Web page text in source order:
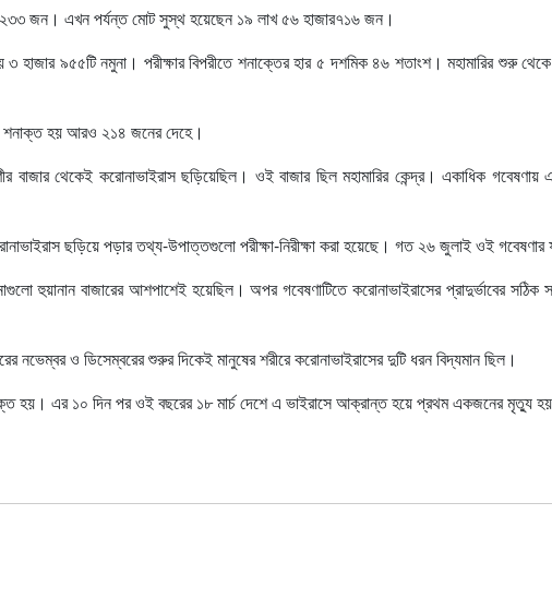
জন। এখন পর্যন্ত মোট সুস্থ হয়েছেন ১৯ লাখ ৫৬ হাজার৭১৬ জন।
হাজার ৯৫৫টি নমুনা। পরীক্ষার বিপরীতে শনাক্তের হার ৫ দশমিক ৪৬ শতাংশ। মহামারির শুরু
হয় আরও ২১৪ জনের দেহে।
বাজার থেকেই করোনাভাইরাস ছড়িয়েছিল। ওই বাজার ছিল মহামারির কেন্দ্র। একাধিক গবেষণায়
ছড়িয়ে পড়ার তথ্য-উপাত্তগুলো পরীক্ষা-নিরীক্ষা করা হয়েছে। গত ২৬ জুলাই ওই
হুয়ানান বাজারের আশপাশেই হয়েছিল। অপর গবেষণাটিতে করোনাভাইরাসের প্রাদুর্ভাবের
ও ডিসেম্বরের শুরুর দিকেই মানুষের শরীরে করোনাভাইরাসের দুটি ধরন বিদ্যমান ছিল।
হয়। এর ১০ দিন পর ওই বছরের ১৮ মার্চ দেশে এ ভাইরাসে আক্রান্ত হয়ে প্রথম একজনের মৃত্যু